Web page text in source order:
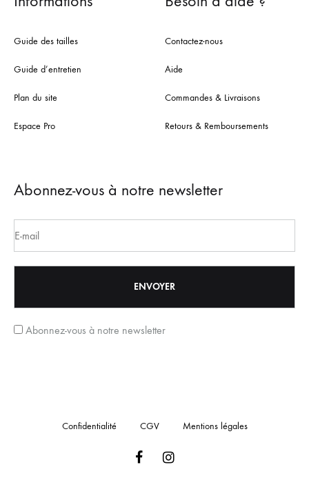
Guide des tailles
Guide d’entretien
Plan du site
Espace Pro
Contactez-nous
Aide
Commandes & Livraisons
Retours & Remboursements
Abonnez-vous à notre newsletter
Abonnez-vous à notre newsletter
Confidentialité CGV Mentions légales
FacebookInstagram